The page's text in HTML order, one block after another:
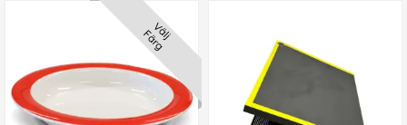
Välj
Färg